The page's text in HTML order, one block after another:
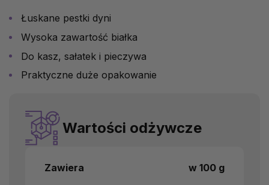
Łuskane pestki dyni
Wysoka zawartość białka
Do kasz, sałatek i pieczywa
Praktyczne duże opakowanie
Wartości odżywcze
Zawiera w 100 g